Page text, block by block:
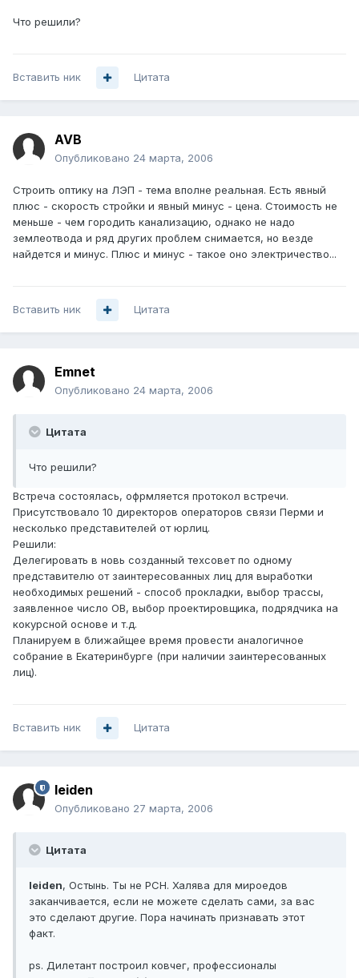
Что решили?
Вставить ник Цитата
AVB
Опубликовано 24 марта, 2006
Строить оптику на ЛЭП - тема вполне реальная. Есть явный
плюс - скорость стройки и явный минус - цена. Стоимость не
меньше - чем городить канализацию, однако не надо
землеотвода и ряд других проблем снимается, но везде
найдется и минус. Плюс и минус - такое оно электричество...
Вставить ник Цитата
Emnet
Опубликовано 24 марта, 2006
Цитата
Что решили?
Встреча состоялась, офрмляется протокол встречи.
Присутствовало 10 директоров операторов связи Перми и
несколько представителей от юрлиц.
Решили:
Делегировать в новь созданный техсовет по одному
представителю от заинтересованных лиц для выработки
необходимых решений - способ прокладки, выбор трассы,
заявленное число ОВ, выбор проектировщика, подрядчика на
кокурсной основе и т.д.
Планируем в ближайщее время провести аналогичное
собрание в Екатеринбурге (при наличии заинтересованных
лиц).
Вставить ник Цитата
leiden
Опубликовано 27 марта, 2006
Цитата
leiden, Остынь. Ты не РСН. Халява для мироедов
заканчивается, если не можете сделать сами, за вас
это сделают другие. Пора начинать признавать этот
факт.
ps. Дилетант построил ковчег, профессионалы